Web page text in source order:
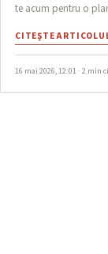
te acum pentru o
CITEŞTE
16 mai 2026, 12:01 · 2 min